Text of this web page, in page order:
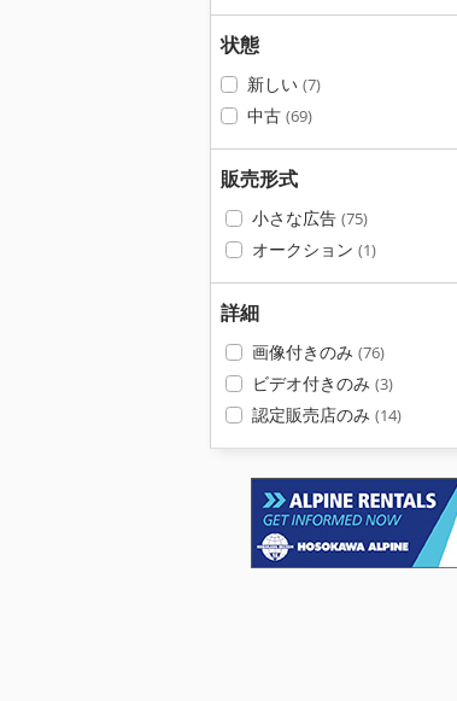
状態
新しい (7)
中古 (69)
販売形式
小さな広告 (75)
オークション (1)
詳細
画像付きのみ (76)
ビデオ付きのみ (3)
認定販売店のみ (14)
Endress Hauser Ria 450